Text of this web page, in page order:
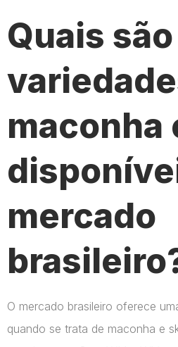
Quais
maconha
mercado
O mercado brasileiro oferece
quando se trata de maconha e